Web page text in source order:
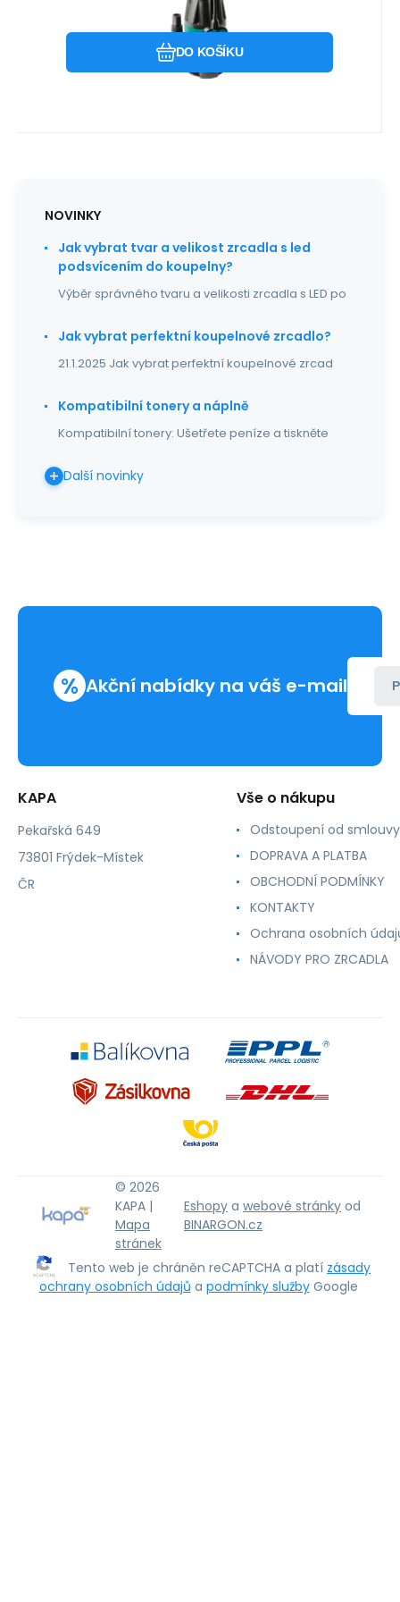
DO KOŠÍKU
Oblíbený
Porovnat
Univerzální čerpadlo pro čistou i
znečištěnou vodu Hledáte spol
NOVINKY
Jak vybrat tvar a velikost zrcadla s led
podsvícením do koupelny?
Výběr správného tvaru a velikosti zrcadla s LED po
Jak vybrat perfektní koupelnové zrcadlo?
21.1.2025 Jak vybrat perfektní koupelnové zrcad
Kompatibilní tonery a náplně
Kompatibilní tonery: Ušetřete peníze a tiskněte
Další novinky
% Akční nabídky na váš e-mail
KAPA
Pekařská 649
73801 Frýdek-Místek
ČR
Vše o nákupu
Odstoupení od smlouvy
DOPRAVA A PLATBA
OBCHODNÍ PODMÍNKY
KONTAKTY
Ochrana osobních
NÁVODY PRO ZRCADLA
© 2026
KAPA |
Mapa
stránek
Eshopy a webové stránky od
BINARGON.cz
Tento web je chráněn reCAPTCHA a platí zásady
ochrany osobních údajů a podmínky služby Google